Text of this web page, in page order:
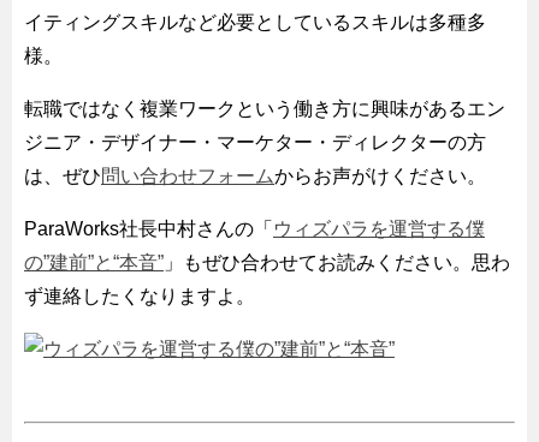
イティングスキルなど必要としているスキルは多種多
様。
転職ではなく複業ワークという働き方に興味があるエン
ジニア・デザイナー・マーケター・ディレクターの方
は、ぜひ問い合わせフォームからお声がけください。
ParaWorks社長中村さんの「 ウィズパラを運営する僕
の”建前”と“本音” 」もぜひ合わせてお読みください。思わ
ず連絡したくなりますよ。